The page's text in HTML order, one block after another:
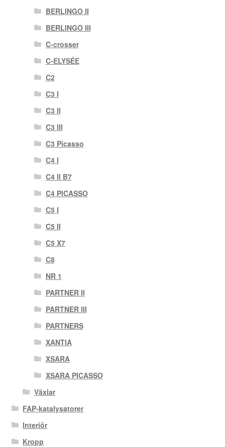
BERLINGO II
BERLINGO III
C-crosser
C-ELYSÉE
C2
C3 I
C3 II
C3 III
C3 Picasso
C4 I
C4 II B7
C4 PICASSO
C5 I
C5 II
C5 X7
C8
NR 1
PARTNER II
PARTNER III
PARTNERS
XANTIA
XSARA
XSARA PICASSO
Växlar
FAP-katalysatorer
Interiör
Kropp